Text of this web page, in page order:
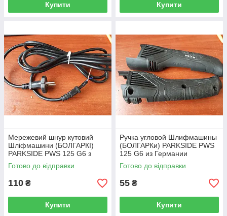
Купити Купити
Мережевий шнур кутовий
Шліфмашини (БОЛГАРКІ)
PARKSIDE PWS 125 G6 з
Німеччини
Готово до відправки
110 ₴
Купити
Ручка угловой Шлифмашины
(БОЛГАРКи) PARKSIDE PWS
125 G6 из Германии
Готово до відправки
55 ₴
Купити